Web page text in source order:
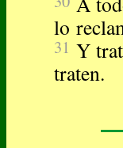
lo
31 Y
traten.